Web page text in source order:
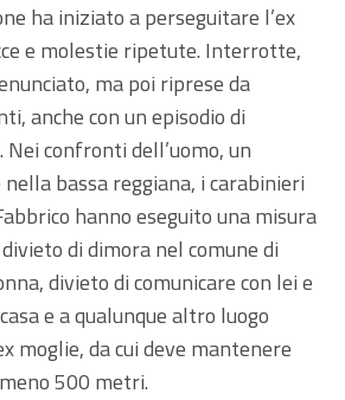
ha iniziato a perseguitare l’ex
e molestie ripetute. Interrotte,
ma poi riprese da
anche con un episodio di
Nei confronti dell’uomo, un
bassa reggiana, i carabinieri
hanno eseguito una misura
di dimora nel comune di
divieto di comunicare con lei e
e a qualunque altro luogo
moglie, da cui deve mantenere
500 metri.